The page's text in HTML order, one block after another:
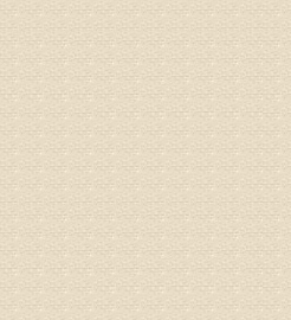
专家回
较严重
院详细
姓名：
病情描
专家回
你好，
的。通
姓名：